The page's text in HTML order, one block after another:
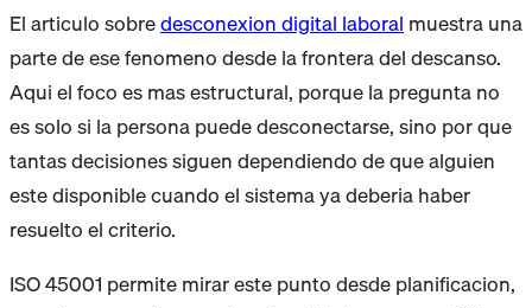
El articulo sobredesconexion digital laboral muestra una
parte de ese fenomeno desde la frontera del descanso.
Aqui el foco es mas estructural, porque la pregunta no
es solo si la persona puede desconectarse, sino por que
tantas decisiones siguen dependiendo de que alguien
este disponible cuando el sistema ya deberia haber
resuelto el criterio.
ISO 45001 permite mirar este punto desde planificacion,